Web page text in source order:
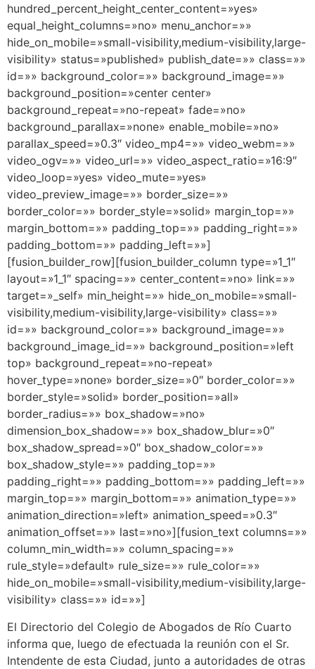
hundred_percent_height_center_content=»yes»
equal_height_columns=»no» menu_anchor=»»
hide_on_mobile=»small-visibility,medium-visibility,large-
visibility» status=»published» publish_date=»» class=»»
id=»» background_color=»» background_image=»»
background_position=»center center»
background_repeat=»no-repeat» fade=»no»
background_parallax=»none» enable_mobile=»no»
parallax_speed=»0.3″ video_mp4=»» video_webm=»»
video_ogv=»» video_url=»» video_aspect_ratio=»16:9″
video_loop=»yes» video_mute=»yes»
video_preview_image=»» border_size=»»
border_color=»» border_style=»solid» margin_top=»»
margin_bottom=»» padding_top=»» padding_right=»»
padding_bottom=»» padding_left=»»]
[fusion_builder_row][fusion_builder_column type=»1_1″
layout=»1_1″ spacing=»» center_content=»no» link=»»
target=»_self» min_height=»» hide_on_mobile=»small-
visibility,medium-visibility,large-visibility» class=»»
id=»» background_color=»» background_image=»»
background_image_id=»» background_position=»left
top» background_repeat=»no-repeat»
hover_type=»none» border_size=»0″ border_color=»»
border_style=»solid» border_position=»all»
border_radius=»» box_shadow=»no»
dimension_box_shadow=»» box_shadow_blur=»0″
box_shadow_spread=»0″ box_shadow_color=»»
box_shadow_style=»» padding_top=»»
padding_right=»» padding_bottom=»» padding_left=»»
margin_top=»» margin_bottom=»» animation_type=»»
animation_direction=»left» animation_speed=»0.3″
animation_offset=»» last=»no»][fusion_text columns=»»
column_min_width=»» column_spacing=»»
rule_style=»default» rule_size=»» rule_color=»»
hide_on_mobile=»small-visibility,medium-visibility,large-
visibility» class=»» id=»»]
El Directorio del Colegio de Abogados de Río Cuarto
informa que, luego de efectuada la reunión con el Sr.
Intendente de esta Ciudad, junto a autoridades de otras